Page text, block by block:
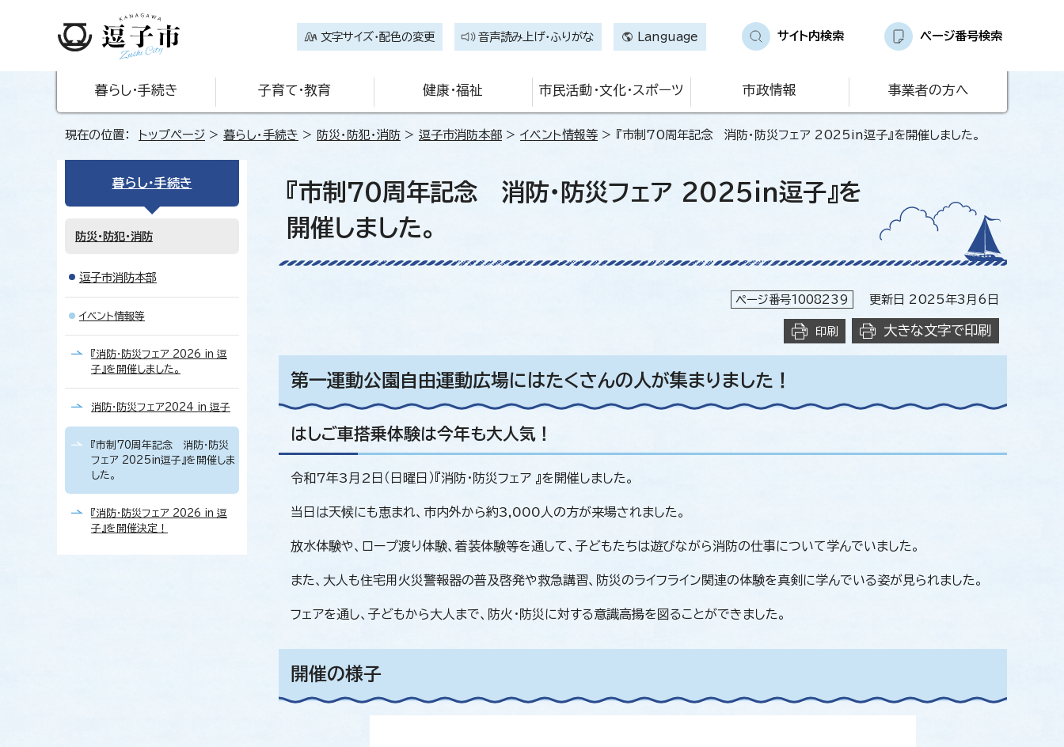
文字サイズ・配色の変更 音声読み上げ・ふりがな Language サイト内検索 ページ番号検索
暮らし・手続き 子育て・教育 健康・福祉 市民活動・文化・スポーツ 市政情報 事業者の方へ
現在の位置： トップページ > 暮らし・手続き > 防災・防犯・消防 > 逗子市消防本部 > イベント情報等 > 『市制70周年記念 消防・防災フェア 2025in逗子』を開催しました。
『市制70周年記念 消防・防災フェア 2025in逗子』を
開催しました。
ページ番号1008239 更新日 2025年3月6日
印刷 大きな文字で印刷
第一運動公園自由運動広場にはたくさんの人が集まりました！
はしご車搭乗体験は今年も大人気！
令和7年3月2日（日曜日）『消防・防災フェア 』を開催しました。
当日は天候にも恵まれ、市内外から約3,000人の方が来場されました。
放水体験や、ロープ渡り体験、着装体験等を通して、子どもたちは遊びながら消防の仕事について学んでいました。
また、大人も住宅用火災警報器の普及啓発や救急講習、防災のライフライン関連の体験を真剣に学んでいる姿が見られました。
フェアを通し、子どもから大人まで、防火・防災に対する意識高揚を図ることができました。
開催の様子
暮らし・手続き
防災・防犯・消防
逗子市消防本部
イベント情報等
『消防・防災フェア 2026 in 逗
子』を開催しました。
消防・防災フェア2024 in 逗子
『市制70周年記念 消防・防災
フェア 2025in逗子』を開催しま
した。
『消防・防災フェア 2026 in 逗
子』を開催決定！